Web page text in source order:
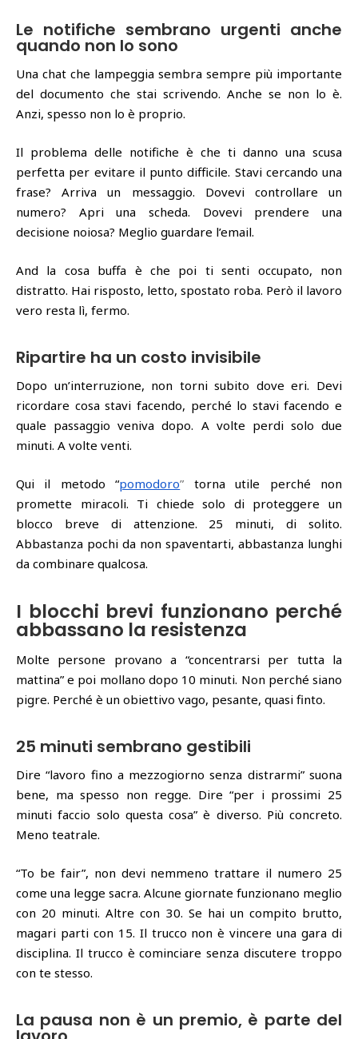
Le notifiche sembrano urgenti anche
quando non lo sono
Una chat che lampeggia sembra sempre più importante
del documento che stai scrivendo. Anche se non lo è.
Anzi, spesso non lo è proprio.
Il problema delle notifiche è che ti danno una scusa
perfetta per evitare il punto difficile. Stavi cercando una
frase? Arriva un messaggio. Dovevi controllare un
numero? Apri una scheda. Dovevi prendere una
decisione noiosa? Meglio guardare l’email.
And la cosa buffa è che poi ti senti occupato, non
distratto. Hai risposto, letto, spostato roba. Però il lavoro
vero resta lì, fermo.
Ripartire ha un costo invisibile
Dopo un’interruzione, non torni subito dove eri. Devi
ricordare cosa stavi facendo, perché lo stavi facendo e
quale passaggio veniva dopo. A volte perdi solo due
minuti. A volte venti.
Qui il metodo “pomodoro” torna utile perché non
promette miracoli. Ti chiede solo di proteggere un
blocco breve di attenzione. 25 minuti, di solito.
Abbastanza pochi da non spaventarti, abbastanza lunghi
da combinare qualcosa.
I blocchi brevi funzionano perché
abbassano la resistenza
Molte persone provano a “concentrarsi per tutta la
mattina” e poi mollano dopo 10 minuti. Non perché siano
pigre. Perché è un obiettivo vago, pesante, quasi finto.
25 minuti sembrano gestibili
Dire “lavoro fino a mezzogiorno senza distrarmi” suona
bene, ma spesso non regge. Dire “per i prossimi 25
minuti faccio solo questa cosa” è diverso. Più concreto.
Meno teatrale.
“To be fair”, non devi nemmeno trattare il numero 25
come una legge sacra. Alcune giornate funzionano meglio
con 20 minuti. Altre con 30. Se hai un compito brutto,
magari parti con 15. Il trucco non è vincere una gara di
disciplina. Il trucco è cominciare senza discutere troppo
con te stesso.
La pausa non è un premio, è parte del